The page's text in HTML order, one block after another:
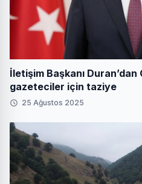
İletişim Başkanı
gazeteciler için taziye
25 Ağustos 2025